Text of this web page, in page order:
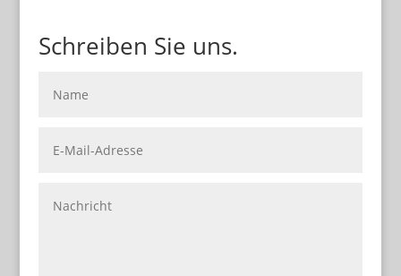
Schreiben Sie uns.